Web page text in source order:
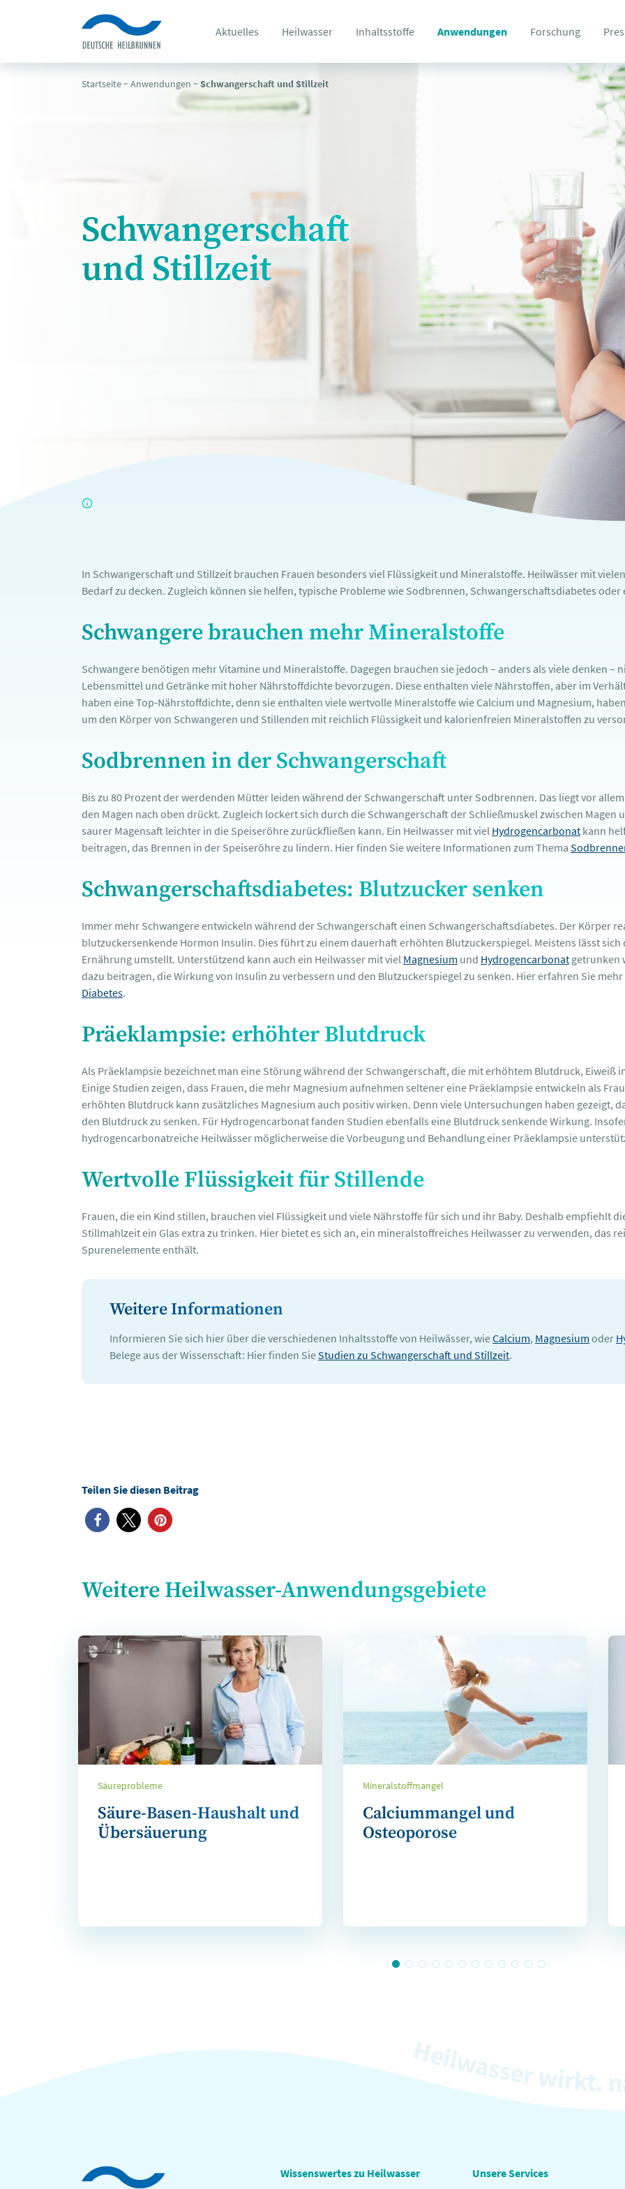
Aktuelles Heilwasser Inhaltsstoffe Anwendungen Forschung
Startseite~Anwendungen ~Schwangerschaft und Stillzeit
Schwangerschaft
und Stillzeit
In Schwangerschaft und Stillzeit brauchen Frauen besonders viel Flüssigkeit und Mineralstoffe. Heilwässer mit
Bedarf zu decken. Zugleich können sie helfen, typische Probleme wie Sodbrennen, Schwangerschaftsdiabetes
Schwangere brauchen mehr Mineralstoffe
Schwangere benötigen mehr Vitamine und Mineralstoffe. Dagegen brauchen sie jedoch – anders als viele denken
Lebensmittel und Getränke mit hoher Nährstoffdichte bevorzugen. Diese enthalten viele Nährstoffen, aber im
haben eine Top-Nährstoffdichte, denn sie enthalten viele wertvolle Mineralstoffe wie Calcium und Magnesium,
um den Körper von Schwangeren und Stillenden mit reichlich Flüssigkeit und kalorienfreien Mineralstoffen zu
Sodbrennen in der Schwangerschaft
Bis zu 80 Prozent der werdenden Mütter leiden während der Schwangerschaft unter Sodbrennen. Das liegt vor
den Magen nach oben drückt. Zugleich lockert sich durch die Schwangerschaft der Schließmuskel zwischen Magen
saurer Magensaft leichter in die Speiseröhre zurückfließen kann. Ein Heilwasser mit viel Hydrogencarbonat kann
beitragen, das Brennen in der Speiseröhre zu lindern. Hier finden Sie weitere Informationen zum Thema
Schwangerschaftsdiabetes: Blutzucker senken
Immer mehr Schwangere entwickeln während der Schwangerschaft einen Schwangerschaftsdiabetes. Der Körper
blutzuckersenkende Hormon Insulin. Dies führt zu einem dauerhaft erhöhten Blutzuckerspiegel. Meistens lässt
Ernährung umstellt. Unterstützend kann auch ein Heilwasser mit viel Magnesium und Hydrogencarbonat getrunken
dazu beitragen, die Wirkung von Insulin zu verbessern und den Blutzuckerspiegel zu senken. Hier erfahren Sie
Diabetes.
Präeklampsie: erhöhter Blutdruck
Als Präeklampsie bezeichnet man eine Störung während der Schwangerschaft, die mit erhöhtem Blutdruck, Eiweiß
Einige Studien zeigen, dass Frauen, die mehr Magnesium aufnehmen seltener eine Präeklampsie entwickeln als
erhöhten Blutdruck kann zusätzliches Magnesium auch positiv wirken. Denn viele Untersuchungen haben gezeigt,
den Blutdruck zu senken. Für Hydrogencarbonat fanden Studien ebenfalls eine Blutdruck senkende Wirkung.
hydrogencarbonatreiche Heilwässer möglicherweise die Vorbeugung und Behandlung einer Präeklampsie
Wertvolle Flüssigkeit für Stillende
Frauen, die ein Kind stillen, brauchen viel Flüssigkeit und viele Nährstoffe für sich und ihr Baby. Deshalb empfiehlt
Stillmahlzeit ein Glas extra zu trinken. Hier bietet es sich an, ein mineralstoffreiches Heilwasser zu verwenden, das
Spurenelemente enthält.
Weitere Informationen
Informieren Sie sich hier über die verschiedenen Inhaltsstoffe von Heilwässer, wieCalcium, Magnesium oder
Belege aus der Wissenschaft: Hier finden SieStudien zu Schwangerschaft und Stillzeit.
Weitere Heilwasser-Anwendungsgebiete
Säureprobleme
Säure-Basen-Haushalt und
Übersäuerung
Mineralstoffmangel
Calciummangel und
Osteoporose
Wissenswertes zu Heilwasser Unsere Services